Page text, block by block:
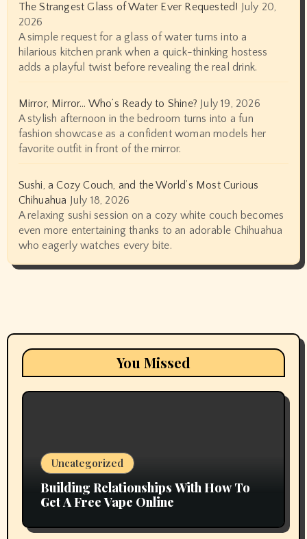
The Strangest Glass of Water Ever Requested! July 20,
2026
A simple request for a glass of water turns into a
hilarious kitchen prank when a quick-thinking hostess
adds a playful twist before revealing the real drink.
Mirror, Mirror… Who’s Ready to Shine? July 19, 2026
A stylish afternoon in the bedroom turns into a fun
fashion showcase as a confident woman models her
favorite outfit in front of the mirror.
Sushi, a Cozy Couch, and the World’s Most Curious
Chihuahua July 18, 2026
A relaxing sushi session on a cozy white couch becomes
even more entertaining thanks to an adorable Chihuahua
who eagerly watches every bite.
You Missed
Uncategorized
Building Relationships With How To
Get A Free Vape Online